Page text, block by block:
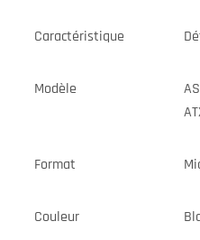
Caractéristique
Modèle
Format
Couleur